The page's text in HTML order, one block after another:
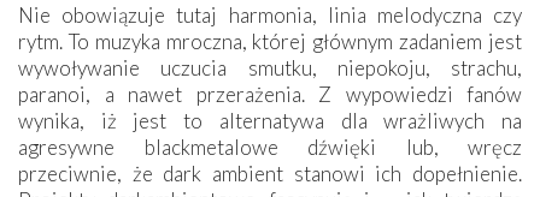
Nie obowiązuje tutaj harmonia, linia melodyczna czy
rytm. To muzyka mroczna, której głównym zadaniem jest
wywoływanie uczucia smutku, niepokoju, strachu,
paranoi, a nawet przerażenia. Z wypowiedzi fanów
wynika, iż jest to alternatywa dla wrażliwych na
agresywne blackmetalowe dźwięki lub, wręcz
przeciwnie, że dark ambient stanowi ich dopełnienie.